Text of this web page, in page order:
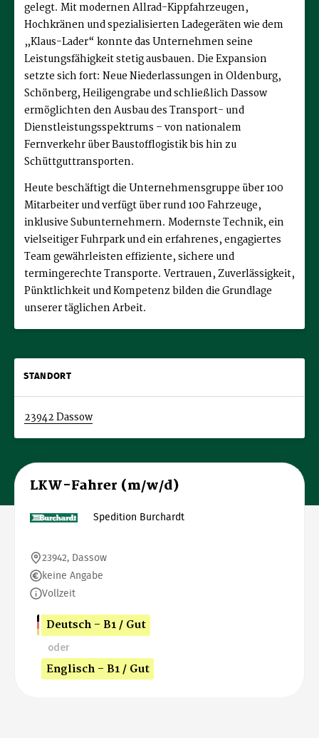
gelegt. Mit modernen Allrad-Kippfahrzeugen,
Hochkränen und spezialisierten Ladegeräten wie dem
„Klaus-Lader“ konnte das Unternehmen seine
Leistungsfähigkeit stetig ausbauen. Die Expansion
setzte sich fort: Neue Niederlassungen in Oldenburg,
Schönberg, Heiligengrabe und schließlich Dassow
ermöglichten den Ausbau des Transport- und
Dienstleistungsspektrums – von nationalem
Fernverkehr über Baustofflogistik bis hin zu
Schüttguttransporten.
Heute beschäftigt die Unternehmensgruppe über 100
Mitarbeiter und verfügt über rund 100 Fahrzeuge,
inklusive Subunternehmern. Modernste Technik, ein
vielseitiger Fuhrpark und ein erfahrenes, engagiertes
Team gewährleisten effiziente, sichere und
termingerechte Transporte. Vertrauen, Zuverlässigkeit,
Pünktlichkeit und Kompetenz bilden die Grundlage
unserer täglichen Arbeit.
STANDORT
23942 Dassow
LKW-Fahrer (m/w/d)
Spedition Burchardt
23942, Dassow
keine Angabe
Vollzeit
Deutsch - B1 / Gut
oder
Englisch - B1 / Gut